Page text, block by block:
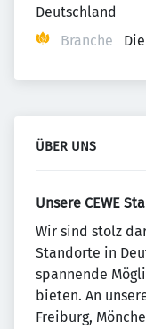
Deutschland
Branche
ÜBER UNS
Unsere CEWE
Wir sind stolz
Standorte in
spannende
bieten. An
Freiburg,